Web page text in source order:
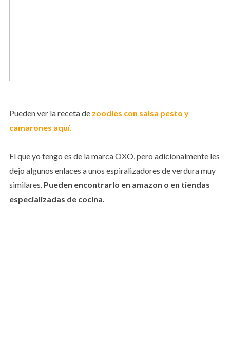
Pueden ver la receta de zoodles con salsa pesto y
camarones aquí.
El que yo tengo es de la marca OXO, pero adicionalmente les
dejo algunos enlaces a unos espiralizadores de verdura muy
similares. Pueden encontrarlo en amazon o en tiendas
especializadas de cocina.